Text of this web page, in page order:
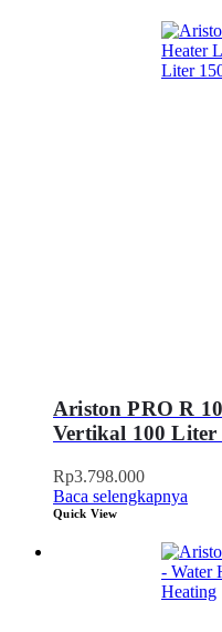
Ariston PRO R
Vertikal 100
Rp3.798.000
Baca selengkapnya
Quick View